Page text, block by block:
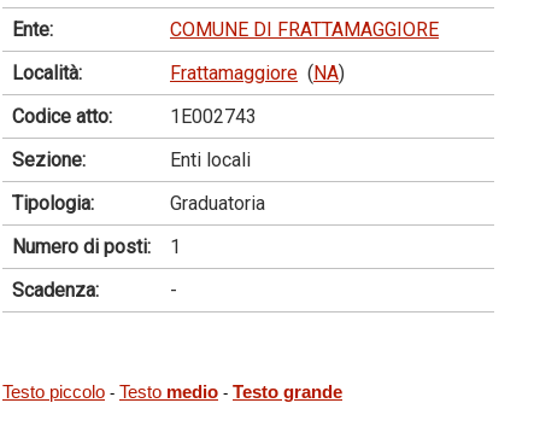
Ente:
COMUNE DI FRATTAMAGGIORE
Località:
Frattamaggiore (NA)
Codice atto:
1E002743
Sezione:
Enti locali
Tipologia:
Graduatoria
Numero di posti:
1
Scadenza:
-
Testo piccolo - Testo medio - Testo grande